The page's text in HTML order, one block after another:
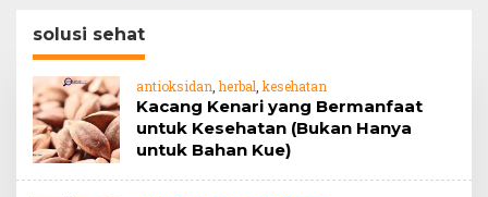
solusi sehat
antioksidan ,herbal kesehatan
Kacang Kenari yang Bermanfaat
untuk Kesehatan (Bukan Hanya
untuk Bahan Kue)